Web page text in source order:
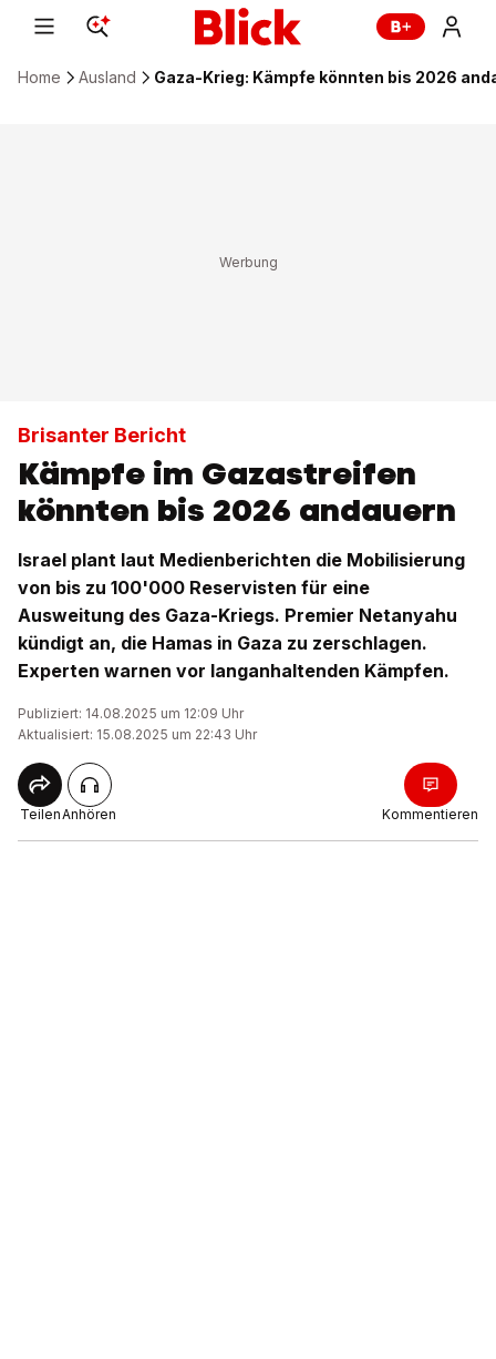
Home Ausland Gaza-Krieg: Kämpfe könnten bis 2026
Brisanter Bericht
Kämpfe im Gazastreifen
könnten bis 2026 andauern
Israel plant laut Medienberichten die Mobilisierung
von bis zu 100'000 Reservisten für eine
Ausweitung des Gaza-Kriegs. Premier Netanyahu
kündigt an, die Hamas in Gaza zu zerschlagen.
Experten warnen vor langanhaltenden Kämpfen.
Publiziert: 14.08.2025 um 12:09 Uhr
Aktualisiert: 15.08.2025 um 22:43 Uhr
TeilenAnhören Kommentieren